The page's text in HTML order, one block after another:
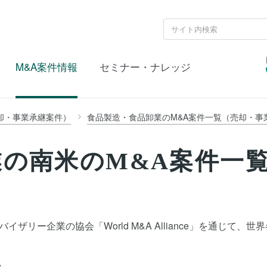
M&A案件情報 セミナー・ナレッジ
事業承継案件） 食品製造・食品卸業のM&A案件一覧（売却・事
南米のM&A案件一
イザリー企業の協会「World M&A Alliance」を通じて、世